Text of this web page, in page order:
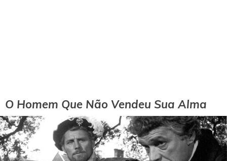
O Homem Que Não Vendeu Sua Alma